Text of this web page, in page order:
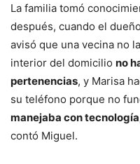
La familia tomó
después, cuando el
avisó que una vecina no
interior del domicilio no
pertenencias, y Marisa
su teléfono porque no
manejaba con
contó Miguel.